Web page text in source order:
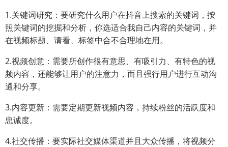
1.关键词研究：要研究什么用户在抖音上搜索的关键词，按
照关键词的挖掘和分析，你选适合我自己内容的关键词，并
在视频标题、请看、标签中合不合理地在用。
2.视频创意：需要所创作很有意思、有吸引力、有特色的视
频内容，还能够让用户的注意力，而且强行用户进行互动沟
通和分享。
3.内容更新：需要定期更新视频内容，持续粉丝的活跃度和
忠诚度。
4.社交传播：要实际社交媒体渠道并且大众传播，将视频分